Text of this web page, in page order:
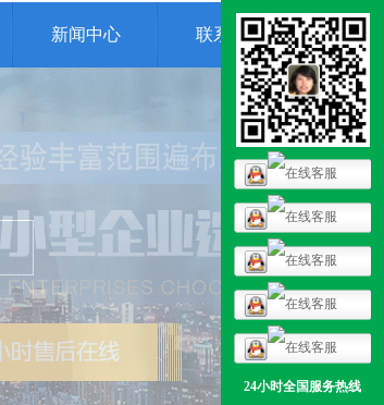
新闻中心 联系我们
24小时全国服务热线